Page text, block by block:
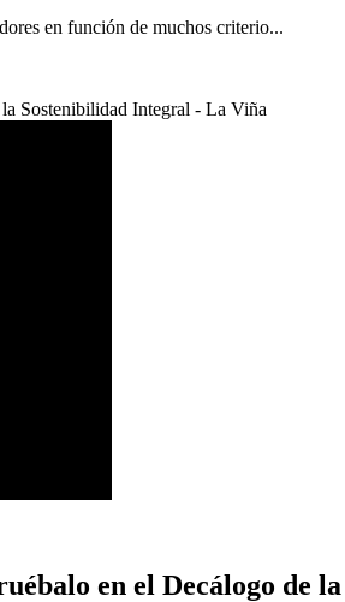
en función de muchos criterio...
en el Decálogo de